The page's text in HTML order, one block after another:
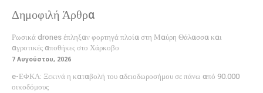
Δημοφιλή Άρθρα
Ρωσικά drones έπληξαν φορτηγά πλοία στη Μαύρη Θάλασσα και
αγροτικές αποθήκες στο Χάρκοβο
7 Αυγούστου, 2026
e-ΕΦΚΑ: Ξεκινά η καταβολή του αδειοδωροσήμου σε πάνω από 90.000
οικοδόμους